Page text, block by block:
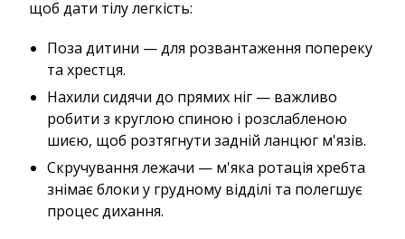
щоб дати тілу легкість:
Поза дитини — для розвантаження попереку
та хрестця.
Нахили сидячи до прямих ніг — важливо
робити з круглою спиною і розслабленою
шиєю, щоб розтягнути задній ланцюг м'язів.
Скручування лежачи — м'яка ротація хребта
знімає блоки у грудному відділі та полегшує
процес дихання.